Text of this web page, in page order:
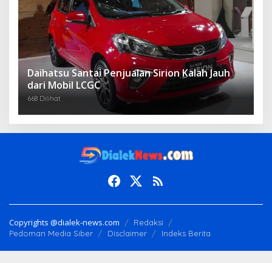
Daihatsu Santai Penjualan Sirion Kalah Jauh
dari Mobil LCGC
668 Dilihat
Copyrights @dialek-news.com
Redaksi
Pedoman Media Siber
Disclaimer Indeks Berita